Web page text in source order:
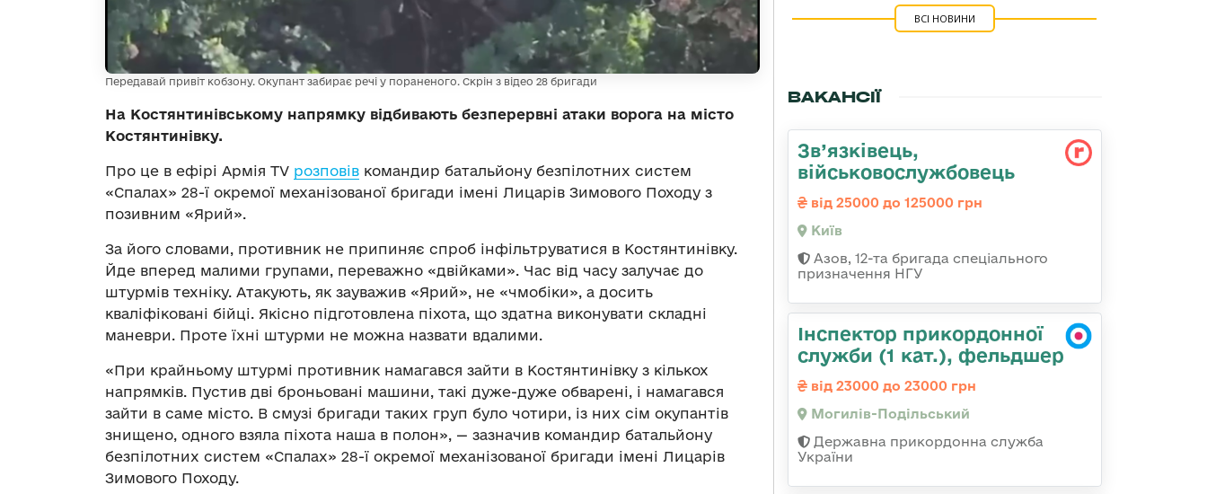
Передавай привіт кобзону. Окупант забирає речі у пораненого. Скрін з відео 28 бригади
На Костянтинівському напрямку відбивають безперервні атаки ворога на місто
Костянтинівку.
Про це в ефірі Армія TV розповів командир батальйону безпілотних систем
«Спалах» 28-ї окремої механізованої бригади імені Лицарів Зимового Походу з
позивним «Ярий».
За його словами, противник не припиняє спроб інфільтруватися в Костянтинівку.
Йде вперед малими групами, переважно «двійками». Час від часу залучає до
штурмів техніку. Атакують, як зауважив «Ярий», не «чмобіки», а досить
кваліфіковані бійці. Якісно підготовлена піхота, що здатна виконувати складні
маневри. Проте їхні штурми не можна назвати вдалими.
«При крайньому штурмі противник намагався зайти в Костянтинівку з кількох
напрямків. Пустив дві броньовані машини, такі дуже-дуже обварені, і намагався
зайти в саме місто. В смузі бригади таких груп було чотири, із них сім окупантів
знищено, одного взяла піхота наша в полон», — зазначив командир батальйону
безпілотних систем «Спалах» 28-ї окремої механізованої бригади імені Лицарів
Зимового Походу.
ВСІ НОВИНИ
ВАКАНСІЇ
Зв’язківець,
військовослужбовець
від 25000 до 125000 грн
Київ
Азов, 12-та бригада спеціального
призначення НГУ
Інспектор прикордонної
служби (1 кат.), фельдшер
від 23000 до 23000 грн
Могилів-Подільський
Державна прикордонна служба
України